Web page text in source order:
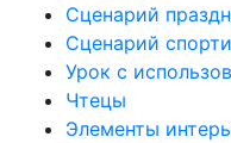
Сценарий
Сценарий
Урок с
Чтецы
Элементы